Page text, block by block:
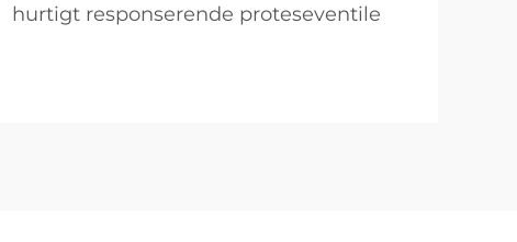
hurtigt responserende proteseventile